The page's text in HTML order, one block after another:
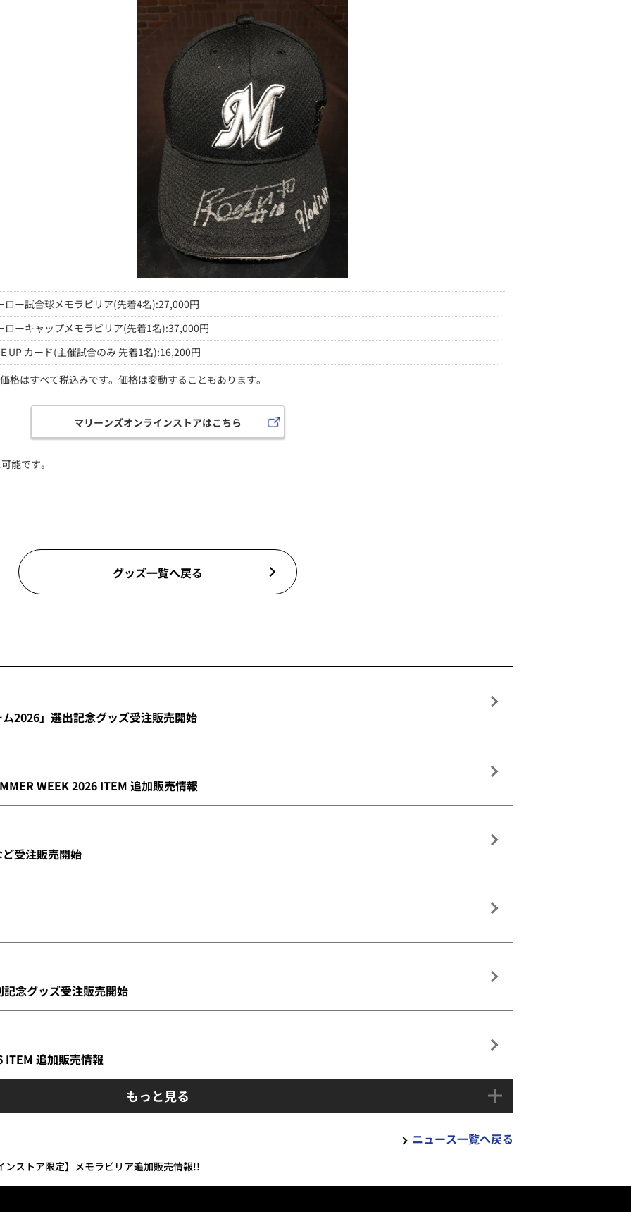
ロー試合球メモラビリア(先着4名):27,000円
ローキャップメモラビリア(先着1名):37,000円
UP カード(主催試合のみ 先着1名):16,200円
価格はすべて税込みです。価格は変動することもあります。
マリーンズオンラインストアはこちら
能です。
グッズ一覧へ戻る
2026」選出記念グッズ受注販売開始
WEEK 2026 ITEM 追加販売情報
受注販売開始
念グッズ受注販売開始
ITEM 追加販売情報
もっと見る
ニュース一覧へ戻る
ンストア限定】メモラビリア追加販売情報!!